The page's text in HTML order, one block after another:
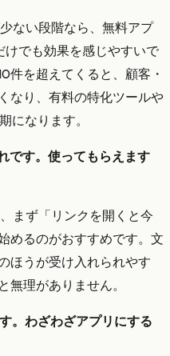
ない段階なら、無料アプ
けでも効果を感じやすいで
件を超えてくると、顧客・
なり、有料の特化ツールや
になります。
です。使ってもらえます
まず「リンクを開くと今
めるのがおすすめです。文
ほうが受け入れられやす
無理がありません。
。わざわざアプリにする